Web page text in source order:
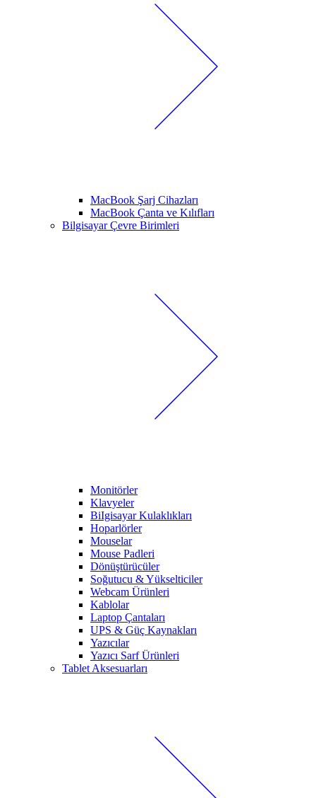
MacBook Şarj Cihazları
MacBook Çanta ve Kılıfları
Bilgisayar Çevre Birimleri
Monitörler
Klavyeler
BiIgisayar Kulaklıkları
Hoparlörler
Mouselar
Mouse Padleri
Dönüştürücüler
Soğutucu & Yükselticiler
Webcam Ürünleri
Kablolar
Laptop Çantaları
UPS & Güç Kaynakları
Yazıcılar
Yazıcı Sarf Ürünleri
Tablet Aksesuarları